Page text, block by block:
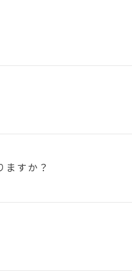
ますか？